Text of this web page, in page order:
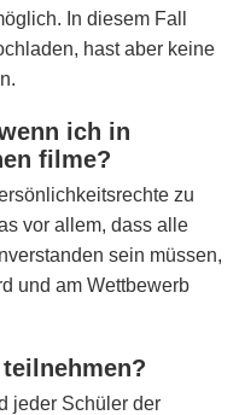
In diesem Fall
hast aber keine
ich in
filme?
zu
vor allem, dass alle
sein müssen,
und am Wettbewerb
jeder Schüler der